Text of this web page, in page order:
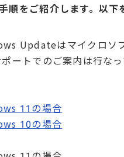
順をご紹介します。以下
Updateはマイクロソフ
ートでのご案内は行なっ
11の場合
10の場合